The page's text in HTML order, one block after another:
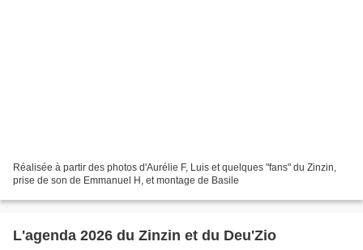
Réalisée à partir des photos d'Aurélie F, Luis et quelques "fans" du Zinzin,
prise de son de Emmanuel H, et montage de Basile
L'agenda 2026 du Zinzin et du Deu'Zio